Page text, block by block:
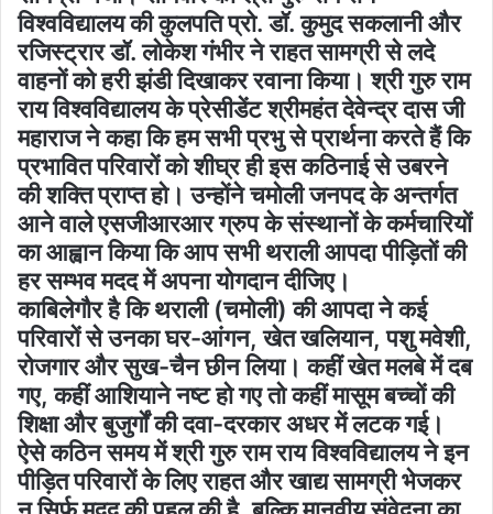
विश्वविद्यालय की कुलपति प्रो. डॉ. कुमुद सकलानी और
रजिस्ट्रार डॉ. लोकेश गंभीर ने राहत सामग्री से लदे
वाहनों को हरी झंडी दिखाकर रवाना किया। श्री गुरु राम
राय विश्वविद्यालय के प्रेसीडेंट श्रीमहंत देवेन्द्र दास जी
महाराज ने कहा कि हम सभी प्रभु से प्रार्थना करते हैं कि
प्रभावित परिवारों को शीघ्र ही इस कठिनाई से उबरने
की शक्ति प्राप्त हो। उन्होंने चमोली जनपद के अन्तर्गत
आने वाले एसजीआरआर ग्रुप के संस्थानों के कर्मचारियों
का आह्वान किया कि आप सभी थराली आपदा पीड़ितों की
हर सम्भव मदद में अपना योगदान दीजिए।
काबिलेगौर है कि थराली (चमोली) की आपदा ने कई
परिवारों से उनका घर-आंगन, खेत खलियान, पशु मवेशी,
रोजगार और सुख-चैन छीन लिया। कहीं खेत मलबे में दब
गए, कहीं आशियाने नष्ट हो गए तो कहीं मासूम बच्चों की
शिक्षा और बुजुर्गों की दवा-दरकार अधर में लटक गई।
ऐसे कठिन समय में श्री गुरु राम राय विश्वविद्यालय ने इन
पीड़ित परिवारों के लिए राहत और खाद्य सामग्री भेजकर